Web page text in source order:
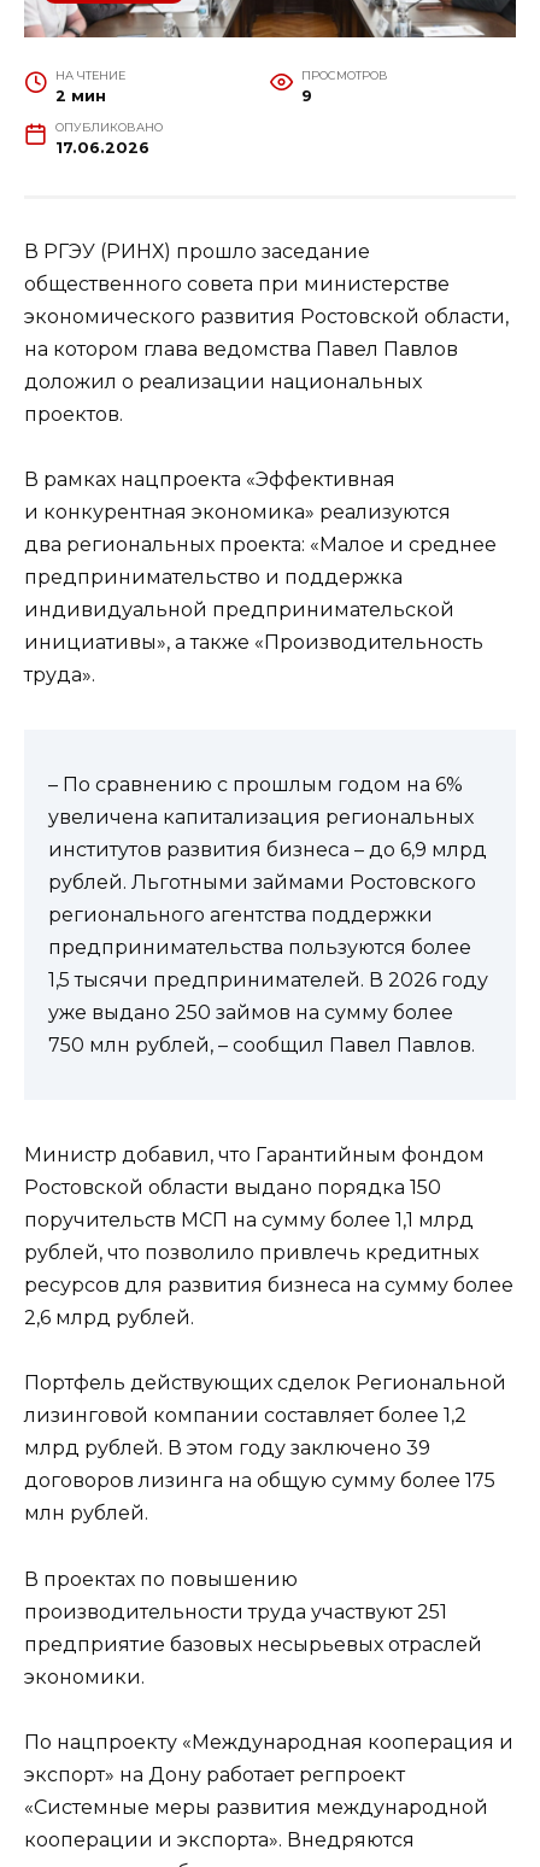
НА ЧТЕНИЕ
2 мин
ПРОСМОТРОВ
9
ОПУБЛИКОВАНО
17.06.2026
В РГЭУ (РИНХ) прошло заседание
общественного совета при министерстве
экономического развития Ростовской области,
на котором глава ведомства Павел Павлов
доложил о реализации национальных
проектов.
В рамках нацпроекта «Эффективная
и конкурентная экономика» реализуются
два региональных проекта: «Малое и среднее
предпринимательство и поддержка
индивидуальной предпринимательской
инициативы», а также «Производительность
труда».
– По сравнению с прошлым годом на 6%
увеличена капитализация региональных
институтов развития бизнеса – до 6,9 млрд
рублей. Льготными займами Ростовского
регионального агентства поддержки
предпринимательства пользуются более
1,5 тысячи предпринимателей. В 2026 году
уже выдано 250 займов на сумму более
750 млн рублей, – сообщил Павел Павлов.
Министр добавил, что Гарантийным фондом
Ростовской области выдано порядка 150
поручительств МСП на сумму более 1,1 млрд
рублей, что позволило привлечь кредитных
ресурсов для развития бизнеса на сумму более
2,6 млрд рублей.
Портфель действующих сделок Региональной
лизинговой компании составляет более 1,2
млрд рублей. В этом году заключено 39
договоров лизинга на общую сумму более 175
млн рублей.
В проектах по повышению
производительности труда участвуют 251
предприятие базовых несырьевых отраслей
экономики.
По нацпроекту «Международная кооперация и
экспорт» на Дону работает регпроект
«Системные меры развития международной
кооперации и экспорта». Внедряются